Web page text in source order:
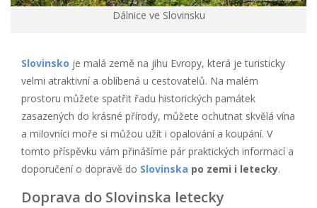
Dálnice ve Slovinsku
Slovinsko je malá země na jihu Evropy, která je turisticky
velmi atraktivní a oblíbená u cestovatelů. Na malém
prostoru můžete spatřit řadu historických památek
zasazených do krásné přírody, můžete ochutnat skvělá vína
a milovníci moře si můžou užít i opalování a koupání. V
tomto příspěvku vám přinášíme pár praktických informací a
doporučení o dopravě do Slovinska po zemi i letecky.
Doprava do Slovinska letecky